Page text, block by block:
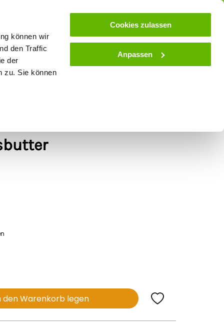
können wir
den Traffic
der
zu. Sie können
Cookies zulassen
Anpassen
Stall Spielwaren Zaunlexikon SALE
den Warenkorb legen